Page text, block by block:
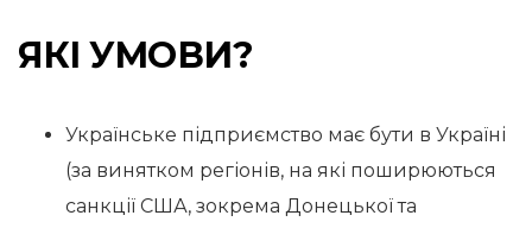
ЯКІ УМОВИ?
Українське підприємство має бути в Україні
(за винятком регіонів, на які поширюються
санкції США, зокрема Донецької та